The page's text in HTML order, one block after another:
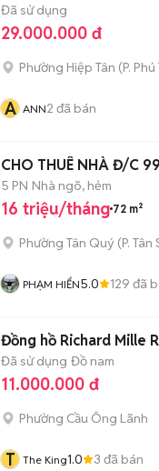
Đã sử dụng
29.000.000 đ
Phường Hiệp Tân (P.
A ANN2 đã bán
CHO THUÊ NHÀ Đ/C
5 PN Nhà ngõ, hẻm
16 triệu/tháng 72 m²
Phường Tân Quý (P. Tân
PHẠM HIỂN5.0 129 đã
Đồng hồ Richard Mille
Đã sử dụng Đồ nam
11.000.000 đ
Phường Cầu Ông Lãnh
T The King1.0 3 đã bán